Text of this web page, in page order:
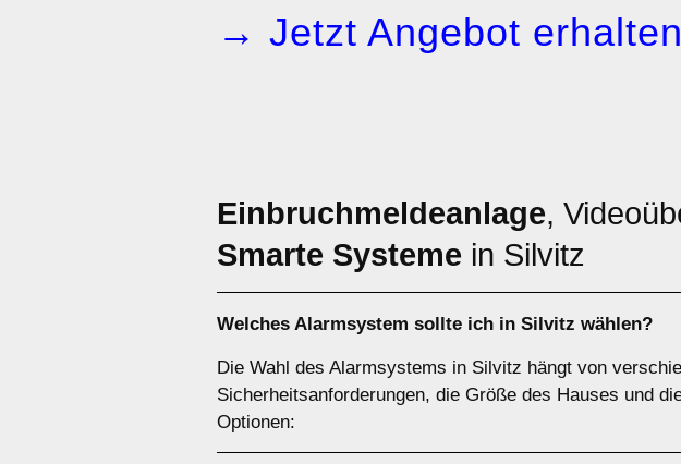
→ Jetzt Angebot erhalten
Einbruchmeldeanlage,
Smarte Systeme in Silvitz
Welches Alarmsystem sollte ich in Silvitz wählen?
Die Wahl des Alarmsystems in Silvitz hängt von
Sicherheitsanforderungen, die Größe des Hauses und
Optionen: